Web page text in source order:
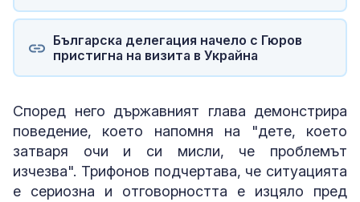
Българска делегация начело с Гюров
пристигна на визита в Украйна
Според него държавният глава демонстрира
поведение, което напомня на "дете, което
затваря очи и си мисли, че проблемът
изчезва". Трифонов подчертава, че ситуацията
е сериозна и отговорността е изцяло пред